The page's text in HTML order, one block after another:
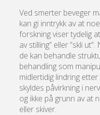
Ved smerter beveger
kan gi inntrykk av at
forskning viser tydelig
av stilling” eller ”skli
de kan behandle
behandling som
midlertidig lindring
skyldes påvirkning i
og ikke på grunn av at
eller skiver.